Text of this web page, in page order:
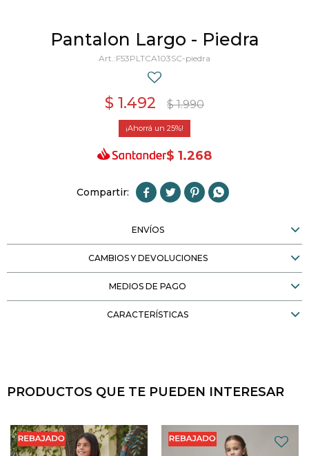
Pantalon Largo - Piedra
F53PLTCA103SC-piedra
$ 1.492 $ 1.990
25
$ 1.268
   
ENVÍOS
CAMBIOS Y DEVOLUCIONES
MEDIOS DE PAGO
CARACTERÍSTICAS
PRODUCTOS QUE TE PUEDEN INTERESAR